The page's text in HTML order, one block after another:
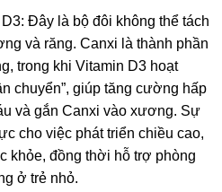
Đây là bộ đôi không thể tách
và răng. Canxi là thành phần
trong khi Vitamin D3 hoạt
chuyển”, giúp tăng cường hấp
và gắn Canxi vào xương. Sự
cho việc phát triển chiều cao,
khỏe, đồng thời hỗ trợ phòng
ở trẻ nhỏ.